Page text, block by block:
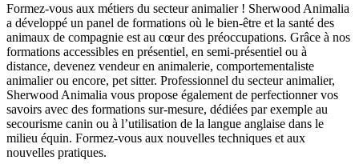
Formez-vous aux métiers du secteur animalier ! Sherwood Animalia
a développé un panel de formations où le bien-être et la santé des
animaux de compagnie est au cœur des préoccupations. Grâce à nos
formations accessibles en présentiel, en semi-présentiel ou à
distance, devenez vendeur en animalerie, comportementaliste
animalier ou encore, pet sitter. Professionnel du secteur animalier,
Sherwood Animalia vous propose également de perfectionner vos
savoirs avec des formations sur-mesure, dédiées par exemple au
secourisme canin ou à l’utilisation de la langue anglaise dans le
milieu équin. Formez-vous aux nouvelles techniques et aux
nouvelles pratiques.